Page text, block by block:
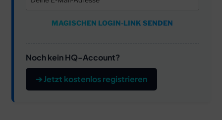
MAGISCHEN LOGIN-LINK SENDEN
Noch kein HQ-Account?
➔ Jetzt kostenlos registrieren